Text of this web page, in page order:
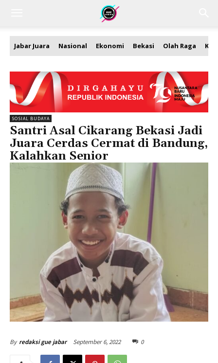
Jabar Juara Nasional Ekonomi Bekasi Olah Raga
SOSIAL BUDAYA
Santri Asal Cikarang Bekasi Jadi
Juara Cerdas Cermat di Bandung,
Kalahkan Senior
By redaksi gue jabar September 6, 2022 0